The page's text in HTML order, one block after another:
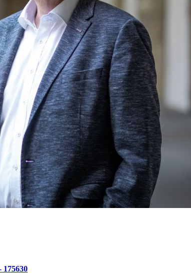
175630